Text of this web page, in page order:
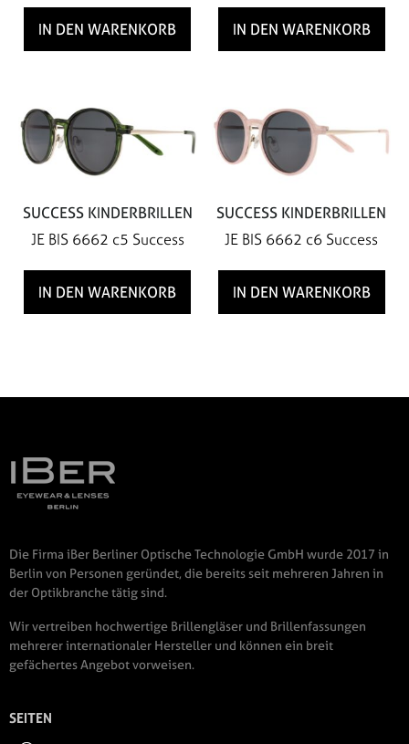
IN DEN WARENKORB IN DEN WARENKORB
SUCCESS KINDERBRILLEN
JE BIS 6662 c5 Success
IN DEN WARENKORB
SUCCESS KINDERBRILLEN
JE BIS 6662 c6 Success
IN DEN WARENKORB
Die Firma iBer Berliner Optische Technologie GmbH wurde 2017 in
Berlin von Personen geründet, die bereits seit mehreren Jahren in
der Optikbranche tätig sind.
Wir vertreiben hochwertige Brillengläser und Brillenfassungen
mehrerer internationaler Hersteller und können ein breit
gefächertes Angebot vorweisen.
SEITEN